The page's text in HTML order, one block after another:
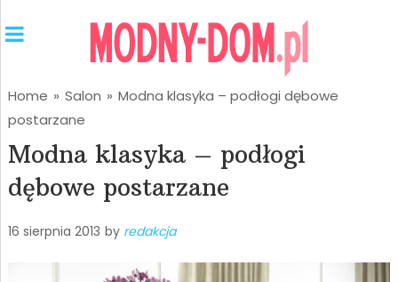
Home » Salon » Modna klasyka – podłogi dębowe
postarzane
Modna klasyka – podłogi
dębowe postarzane
16 sierpnia 2013 by redakcja